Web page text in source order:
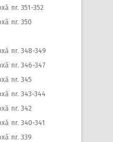
nr. 351-352
nr. 350
nr. 348-349
nr. 346-347
nr. 345
nr. 343-344
nr. 342
nr. 340-341
nr. 339